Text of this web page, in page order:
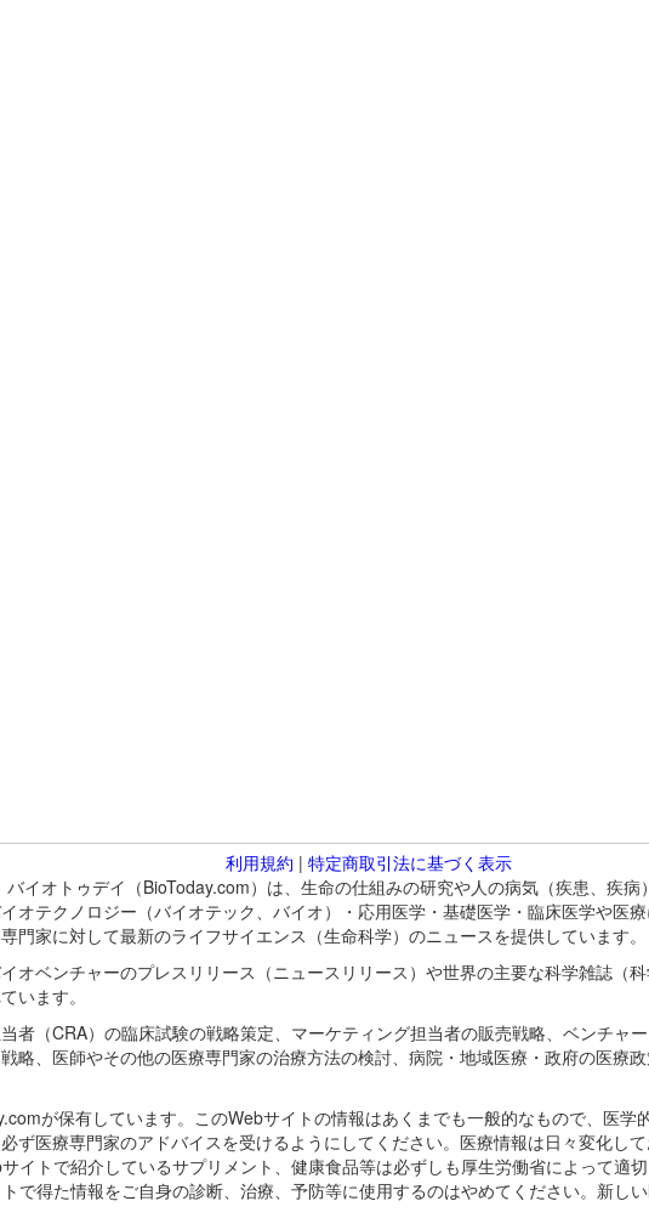
利用規約 | 特定商取引法に基づく表示
イオトゥデイ（BioToday.com）は、生命の仕組みの研究や人の病気（疾患、疾病
オテクノロジー（バイオテック、バイオ）・応用医学・基礎医学・臨床医学や医
門家に対して最新のライフサイエンス（生命科学）のニュースを提供しています。
オベンチャーのプレスリリース（ニュースリリース）や世界の主要な科学雑誌（
います。
者（CRA）の臨床試験の戦略策定、マーケティング担当者の販売戦略、ベンチャ
略、医師やその他の医療専門家の治療方法の検討、病院・地域医療・政府の医療
が保有しています。このWebサイトの情報はあくまでも一般的なもので、医
ず医療専門家のアドバイスを受けるようにしてください。医療情報は日々変化し
イトで紹介しているサプリメント、健康食品等は必ずしも厚生労働省によって適
で得た情報をご自身の診断、治療、予防等に使用するのはやめてください。新し